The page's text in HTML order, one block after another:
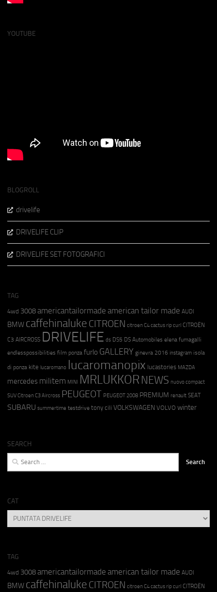
YOUTUBE
BLOGROLL
drivelife
DRIVELIFE CLIP
DRIVELIFE SET FOTOGRAFICI
TAG
4wd 3008americantailormade american tailor made AUDI
BMW caffehinaluke CITROEN citroen C4 cactus rip curl CITROËN
C3 AIRCROSS DRIVELIFE ds DS5 DS Automobiles elena fumagalli
endlesspossibilities film ponza furlo GALLERY ginevra 2016 instagram isola
di ponza kite lucaromano lucaromanopix lucastories MAZDA
mercedes militem MINI MRLUKKOR NEWS nuovo compact
SUV Citroen C3 Aircross PEUGEOT PEUGEOT 2008 PREMIUM renault SEAT
SUBARU summertime testdrive tony cili VOLKSWAGEN VOLVO winter
SEARCH
Search
for:
CAT
CAT
TAG
4wd 3008americantailormade american tailor made AUDI
BMW caffehinaluke CITROEN citroen C4 cactus rip curl CITROËN